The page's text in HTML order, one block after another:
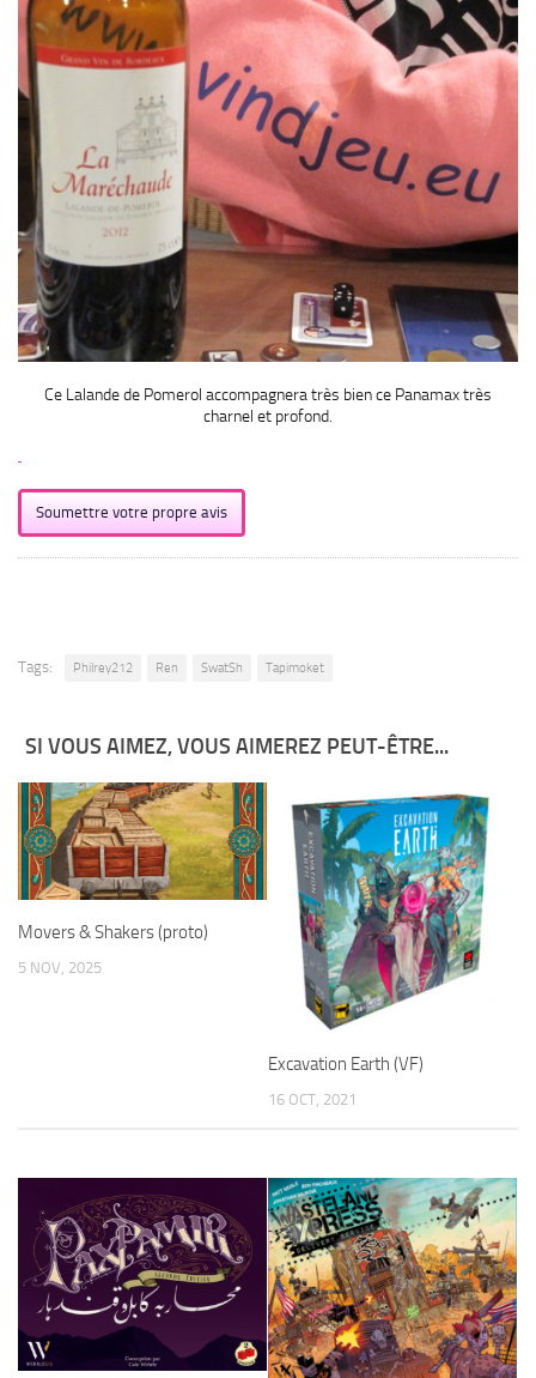
Ce Lalande de Pomerol accompagnera très bien ce Panamax très
charnel et profond.
Soumettre votre propre avis
Tags: Philrey212 Ren SwatSh Tapimoket
SI VOUS AIMEZ, VOUS AIMEREZ PEUT-ÊTRE...
Movers & Shakers (proto)
5 NOV, 2025
Excavation Earth (VF)
16 OCT, 2021